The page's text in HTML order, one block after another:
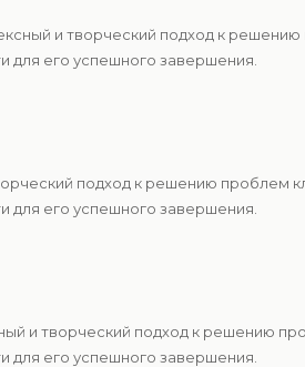
и творческий подход к
для его успешного завершения.
подход к решению проблем
для его успешного завершения.
и творческий подход к решению
для его успешного завершения.